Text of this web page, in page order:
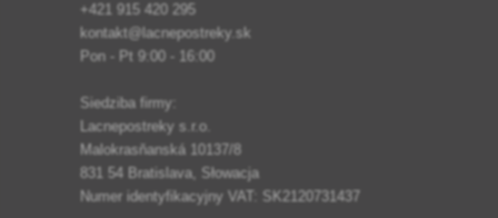
+421 915 420 295
kontakt@lacnepostreky.sk
Pon - Pt 9:00 - 16:00
Siedziba firmy:
Lacnepostreky s.r.o.
Malokrasňanská 10137/8
831 54 Bratislava, Słowacja
Numer identyfikacyjny VAT: SK2120731437